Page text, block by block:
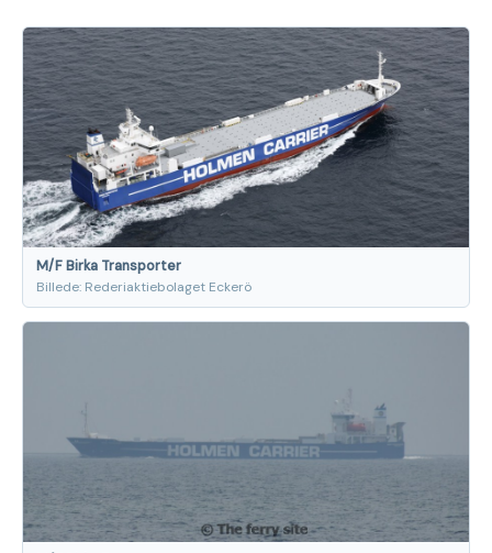
M/F Birka Transporter
Billede: Rederiaktiebolaget Eckerö